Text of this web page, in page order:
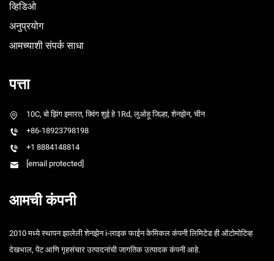
व्हिडिओ
अनुप्रयोग
आमच्याशी संपर्क साधा
पत्ता
10C, बो झिंग इमारत, क्विंग शुई हे 1Rd, लुओहू जिल्हा, शेनझेन, चीन
+86-18923798198
+1 8884148814
[email protected]
आमची कंपनी
2010 मध्ये स्थापन झालेली शेनझेन i-लाइक फाईन केमिकल कंपनी लिमिटेड ही ऑटोमोटिव्ह
देखभाल, पेंट आणि गृहसंचार उत्पादनांची जागतिक उत्पादक कंपनी आहे.